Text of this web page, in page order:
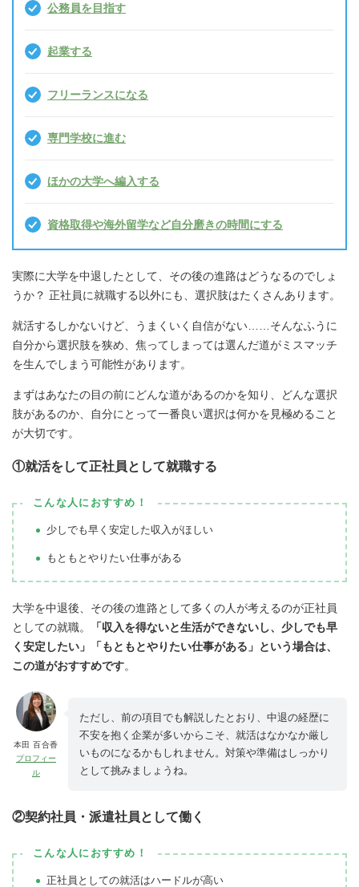
公務員を目指す
起業する
フリーランスになる
専門学校に進む
ほかの大学へ編入する
資格取得や海外留学など自分磨きの時間にする
実際に大学を中退したとして、その後の進路はどうなるのでしょ
うか？ 正社員に就職する以外にも、選択肢はたくさんあります。
就活するしかないけど、うまくいく自信がない……そんなふうに
自分から選択肢を狭め、焦ってしまっては選んだ道がミスマッチ
を生んでしまう可能性があります。
まずはあなたの目の前にどんな道があるのかを知り、どんな選択
肢があるのか、自分にとって一番良い選択は何かを見極めること
が大切です。
①就活をして正社員として就職する
こんな人におすすめ！
少しでも早く安定した収入がほしい
もともとやりたい仕事がある
大学を中退後、その後の進路として多くの人が考えるのが正社員
としての就職。
「収入を得ないと生活ができないし、少しでも早
く安定したい」「もともとやりたい仕事がある」という場合は、
この道がおすすめです。
本田 百合香
プロフィー
ル
ただし、前の項目でも解説したとおり、中退の経歴に
不安を抱く企業が多いからこそ、就活はなかなか厳し
いものになるかもしれません。対策や準備はしっかり
として挑みましょうね。
②契約社員・派遣社員として働く
こんな人におすすめ！
正社員としての就活はハードルが高い